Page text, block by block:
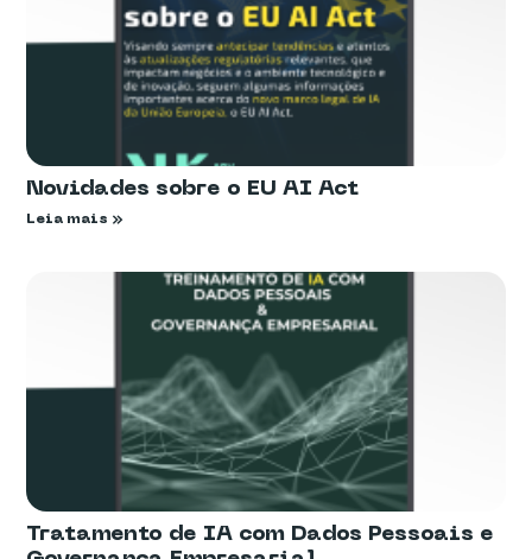
Novidades sobre o EU AI Act
Leia mais »
Tratamento de IA com Dados Pessoais e